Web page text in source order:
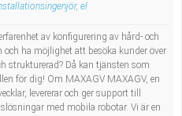
el
av konfigurering av hård- och
ha möjlighet att besöka kunder över
strukturerad? Då kan tjänsten som
för dig! Om MAXAGV MAXAGV, en
levererar och ger support till
med mobila robotar. Vi är en